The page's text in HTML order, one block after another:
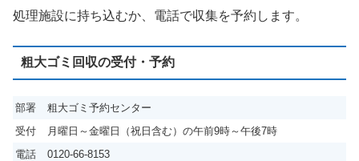
処理施設に持ち込むか、電話で収集を予約します。
粗大ゴミ回収の受付・予約
部署
粗大ゴミ予約センター
受付
月曜日～金曜日（祝日含む）の午前9時～午後7時
電話
0120-66-8153